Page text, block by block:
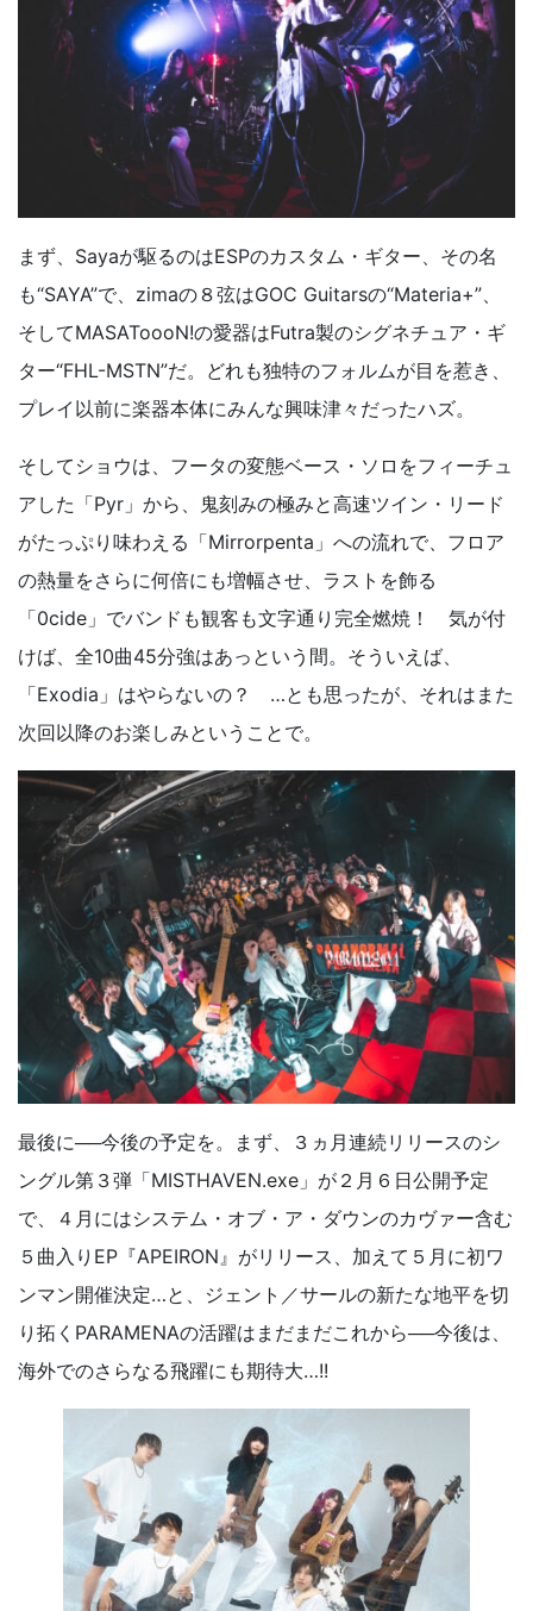
まず、Sayaが駆るのはESPのカスタム・ギター、その名
も“SAYA”で、zimaの８弦はGOC Guitarsの“Materia+”、
そしてMASAToooN!の愛器はFutra製のシグネチュア・ギ
ター“FHL-MSTN”だ。どれも独特のフォルムが目を惹き、
プレイ以前に楽器本体にみんな興味津々だったハズ。
そしてショウは、フータの変態ベース・ソロをフィーチュ
アした「Pyr」から、鬼刻みの極みと高速ツイン・リード
がたっぷり味わえる「Mirrorpenta」への流れで、フロア
の熱量をさらに何倍にも増幅させ、ラストを飾る
「0cide」でバンドも観客も文字通り完全燃焼！ 気が付
けば、全10曲45分強はあっという間。そういえば、
「Exodia」はやらないの？ …とも思ったが、それはまた
次回以降のお楽しみということで。
最後に──今後の予定を。まず、３ヵ月連続リリースのシ
ングル第３弾「MISTHAVEN.exe」が２月６日公開予定
で、４月にはシステム・オブ・ア・ダウンのカヴァー含む
５曲入りEP『APEIRON』がリリース、加えて５月に初ワ
ンマン開催決定…と、ジェント／サールの新たな地平を切
り拓くPARAMENAの活躍はまだまだこれから──今後は、
海外でのさらなる飛躍にも期待大…!!